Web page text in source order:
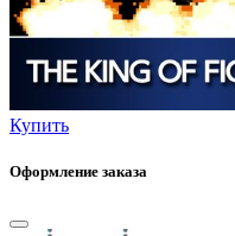
Купить
Оформление заказа